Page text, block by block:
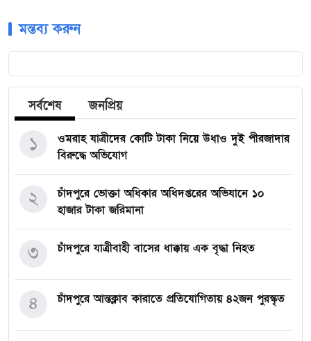
মন্তব্য করুন
সর্বশেষ জনপ্রিয়
ওমরাহ যাত্রীদের কোটি টাকা নিয়ে উধাও দুই পীরজাদার
বিরুদ্ধে অভিযোগ
১
চাঁদপুরে ভোক্তা অধিকার অধিদপ্তরের অভিযানে ১০
হাজার টাকা জরিমানা
২
চাঁদপুরে যাত্রীবাহী বাসের ধাক্কায় এক বৃদ্ধা নিহত
৩
চাঁদপুরে আন্তক্লাব কারাতে প্রতিযোগিতায় ৪২জন পুরস্কৃত
৪